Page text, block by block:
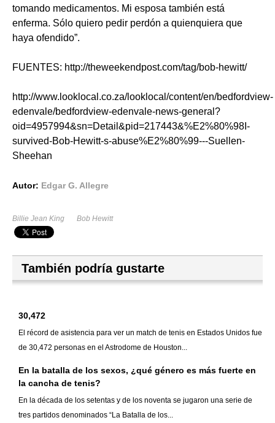
tomando medicamentos. Mi esposa también está
enferma. Sólo quiero pedir perdón a quienquiera que
haya ofendido”.
FUENTES: http://theweekendpost.com/tag/bob-hewitt/
http://www. looklocal .co.za/ looklocal /content/en/bedfordview-
edenvale/bedfordview-edenvale-news-general ?
oid=4957994&sn=Detail &pid=217443&%E2%80%98 -
survived-Bob-Hewitt-s-abuse%E2%80%99---Suellen-
Sheehan
Autor: Edgar G. Allegre
Billie Jean King Bob Hewitt
También podría gustarte
30,472
El récord de asistencia para ver un match de tenis en Estados Unidos fue
de 30,472 personas en el Astrodome de Houston...
En la batalla de los sexos, ¿qué género es más fuerte en
la cancha de tenis?
En la década de los setentas y de los noventa se jugaron una serie de
tres partidos denominados “La Batalla de los...